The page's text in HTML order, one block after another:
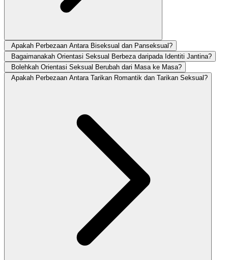
Apakah Perbezaan Antara Biseksual dan Panseksual?
Bagaimanakah Orientasi Seksual Berbeza daripada Identiti Jantina?
Bolehkah Orientasi Seksual Berubah dari Masa ke Masa?
Apakah Perbezaan Antara Tarikan Romantik dan Tarikan Seksual?